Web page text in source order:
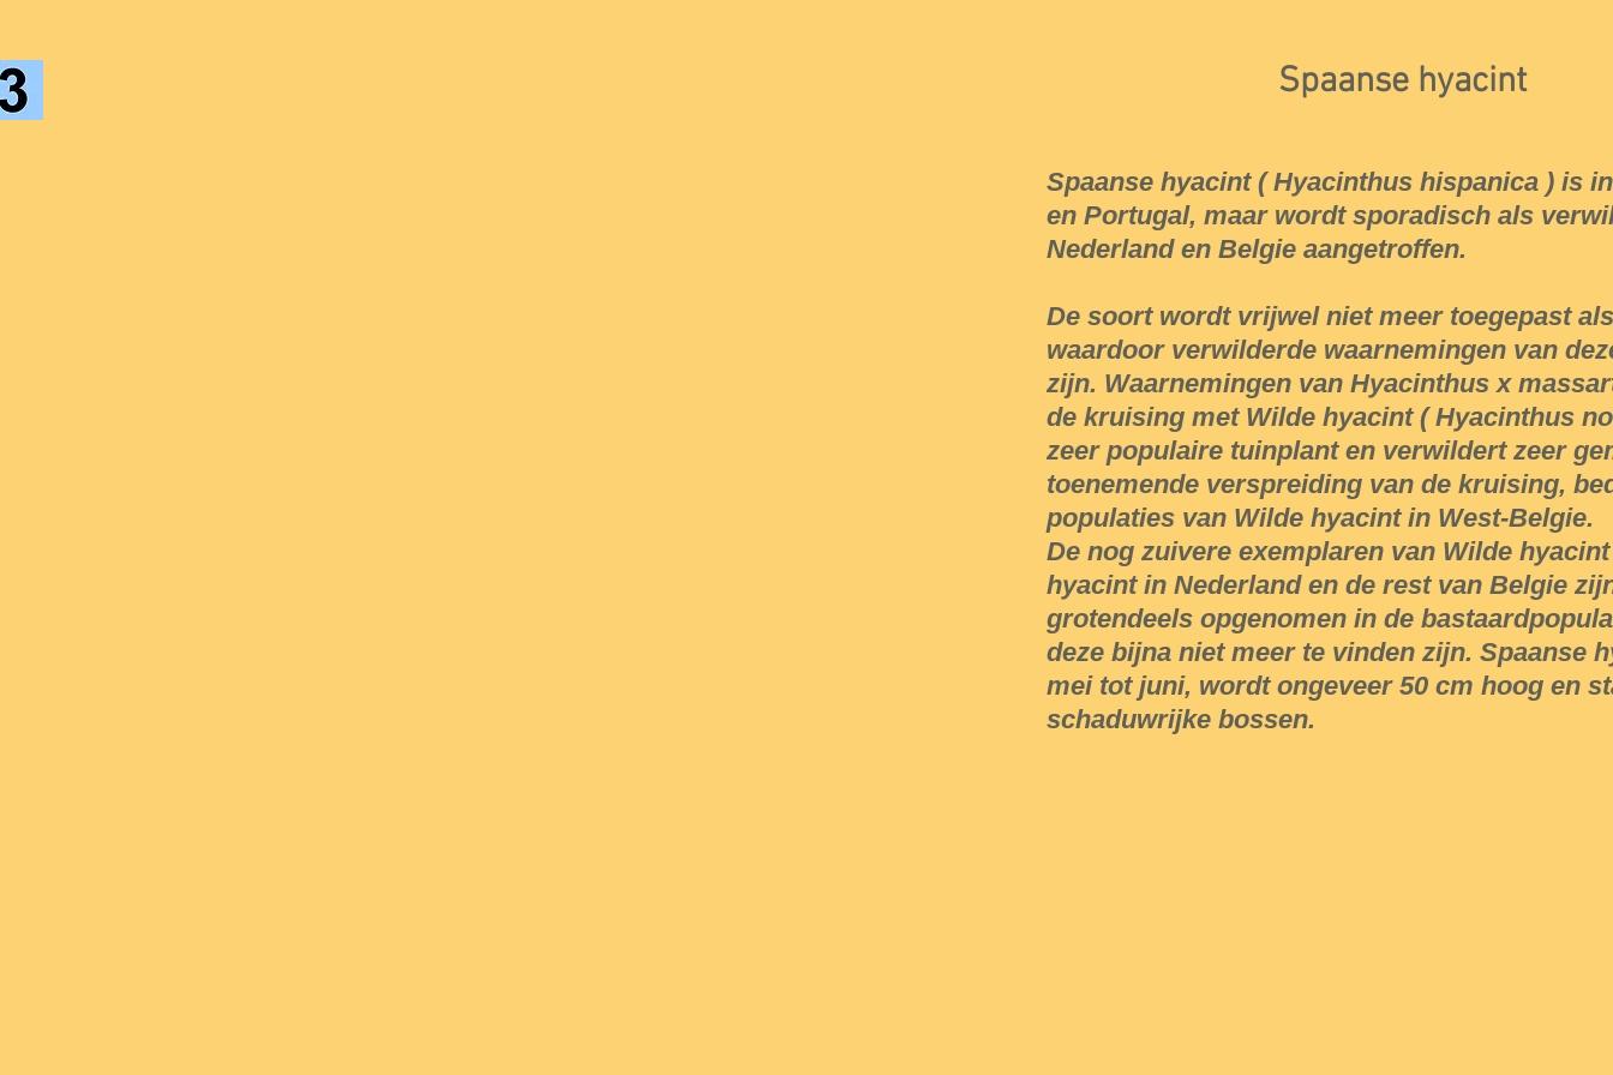
Spaanse hyacint
Spaanse hyacint ( Hyacinthus hispanica ) is
en Portugal, maar wordt sporadisch als
Nederland en Belgie aangetroffen.
De soort wordt vrijwel niet meer toegepast
waardoor verwilderde waarnemingen van
zijn. Waarnemingen van Hyacinthus x
de kruising met Wilde hyacint ( Hyacinthus
zeer populaire tuinplant en verwildert zeer
toenemende verspreiding van de kruising,
populaties van Wilde hyacint in West-Belgie.
De nog zuivere exemplaren van Wilde
hyacint in Nederland en de rest van Belgie
grotendeels opgenomen in de
deze bijna niet meer te vinden zijn. Spaanse
mei tot juni, wordt ongeveer 50 cm hoog en
schaduwrijke bossen.